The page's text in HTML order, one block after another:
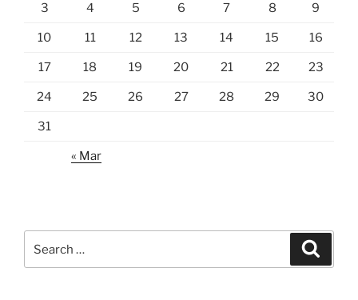
3 4 5 6 7 8 9
10 11 12 13 14 15 16
17 18 19 20 21 22 23
24 25 26 27 28 29 30
31
« Mar
for: